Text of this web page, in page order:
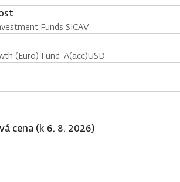
Funds SICAV
(Euro) Fund-A(acc)USD
cena (k 6. 8. 2026)